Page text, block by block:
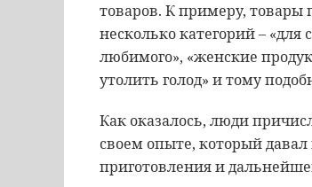
товаров. К примеру, товары
несколько категорий – «для
любимого», «женские
утолить голод» и тому
Как оказалось, люди
своем опыте, который
приготовления и